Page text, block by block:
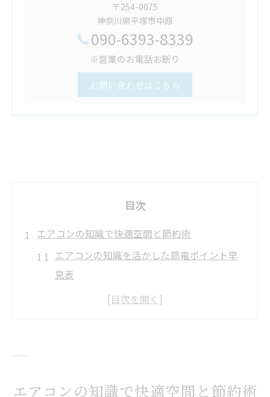
〒254-0075
神奈川県平塚市中原
090-6393-8339
※営業のお電話お断り
お問い合わせはこちら
目次
エアコンの知識で快適空間と節約術
エアコンの知識を活かした節電ポイント早
見表
快適な空間作りに役立つエアコンの知識
エアコンの知識で快適空間と節約術